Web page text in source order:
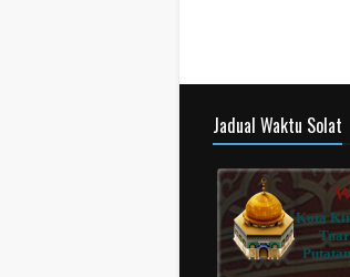
Jadual Waktu Solat